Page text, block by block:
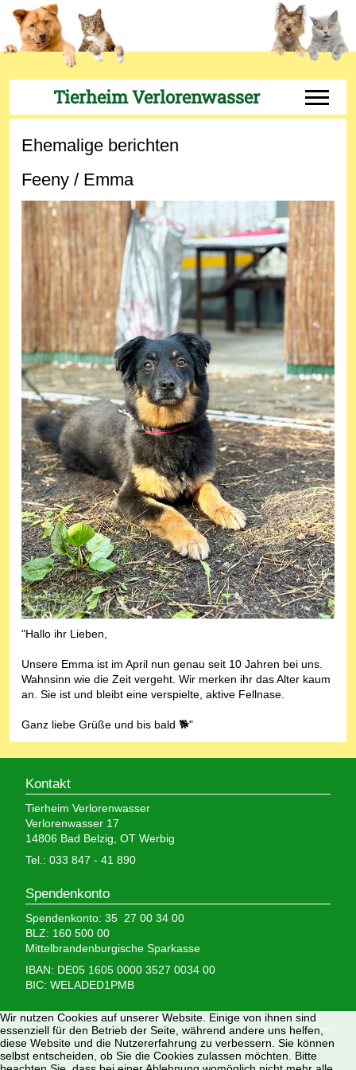
Tierheim Verlorenwasser Off-
Ehemalige berichten
Feeny / Emma
"Hallo ihr Lieben,
Unsere Emma ist im April nun genau seit 10 Jahren bei uns.
Wahnsinn wie die Zeit vergeht. Wir merken ihr das Alter kaum
an. Sie ist und bleibt eine verspielte, aktive Fellnase.
Ganz liebe Grüße und bis bald 🐕"
Kontakt
Tierheim Verlorenwasser
Verlorenwasser 17
14806 Bad Belzig, OT Werbig
Tel.: 033 847 - 41 890
Spendenkonto
Spendenkonto: 35 27 00 34 00
BLZ: 160 500 00
Mittelbrandenburgische Sparkasse
IBAN: DE05 1605 0000 3527 0034 00
BIC: WELADED1PMB
Wir brauchen Ihre Hilfe,
denn wir erhalten keinerlei staatliche Hilfe, sondern
finanzieren das Tierheim aus Spenden und Erbschaften.
Wir nutzen Cookies auf unserer Website. Einige von ihnen sind
essenziell für den Betrieb der Seite, während andere uns helfen,
diese Website und die Nutzererfahrung zu verbessern. Sie können
selbst entscheiden, ob Sie die Cookies zulassen möchten. Bitte